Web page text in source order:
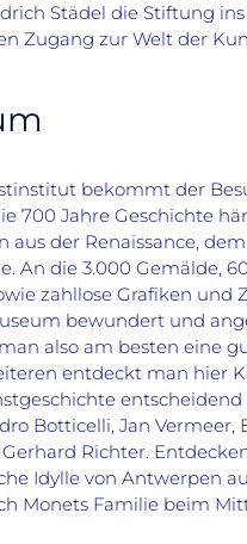
Städel die Stiftung ins
Zugang zur Welt der
bekommt der
700 Jahre Geschichte
aus der Renaissance,
An die 3.000 Gemälde,
zahllose Grafiken und
bewundert und
also am besten eine
entdeckt man hier
Botticelli, Jan Vermeer,
Richter.
Idylle von Antwerpen
Monets Familie beim